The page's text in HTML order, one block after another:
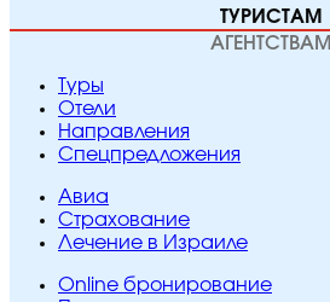
ТУРИСТАМ
АГЕНТСТВАМ
Туры
Отели
Направления
Спецпредложения
Авиа
Страхование
Лечение в Израиле
Online бронирование